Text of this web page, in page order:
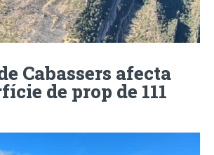
Cabassers afecta
de prop de 111